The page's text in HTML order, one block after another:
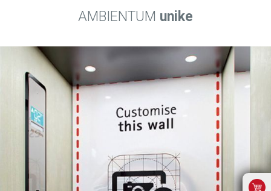
AMBIENTUM unike